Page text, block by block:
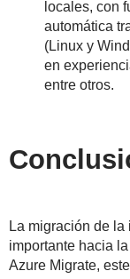
locales, con
automática
(Linux y
en
entre otros.
La migración de
importante hacia
Azure Migrate,